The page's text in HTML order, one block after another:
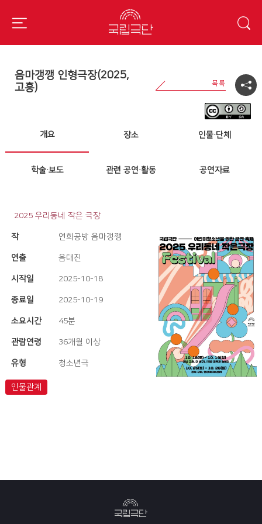
음마갱깽 인형극장(2025,
고흥)
개요 장소 인물·단체
학술·보도 관련 공연·활동 공연자료
2025 우리동네 작은 극장
작 연희공방 음마갱깽
연출 음대진
시작일 2025-10-18
종료일 2025-10-19
소요시간 45분
관람연령 36개월 이상
유형 청소년극
인물관계